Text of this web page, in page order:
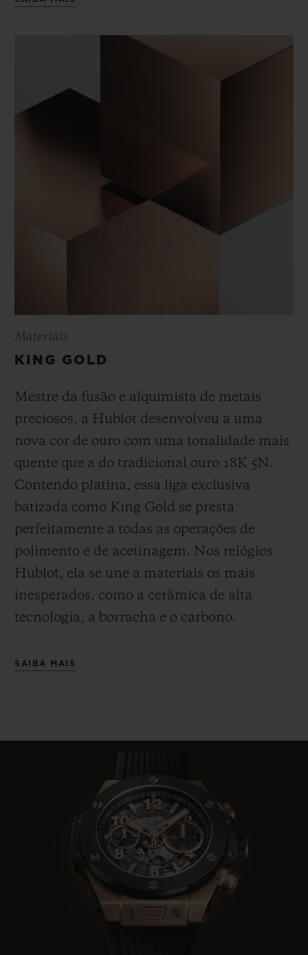
Materiais
KING GOLD
Mestre da fusão e alquimista de metais
preciosos, a Hublot desenvolveu a uma
nova cor de ouro com uma tonalidade mais
quente que a do tradicional ouro 18K 5N.
Contendo platina, essa liga exclusiva
batizada como King Gold se presta
perfeitamente a todas as operações de
polimento e de acetinagem. Nos relógios
Hublot, ela se une a materiais os mais
inesperados, como a cerâmica de alta
tecnologia, a borracha e o carbono.
SAIBA MAIS